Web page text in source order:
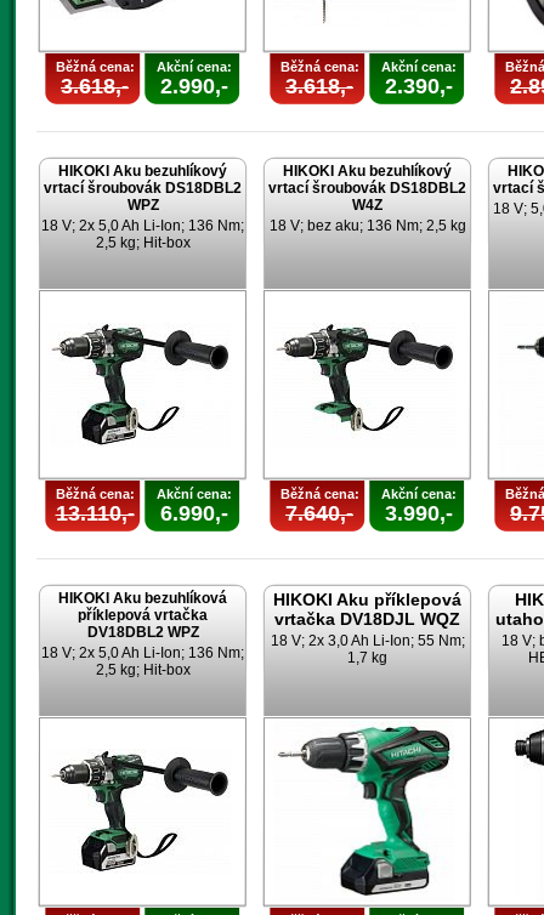
Běžná cena:
3.618,-
Akční cena:
2.990,-
Běžná cena:
3.618,-
Akční cena:
2.390,-
HIKOKI Aku bezuhlíkový
vrtací šroubovák DS18DBL2
WPZ
18 V; 2x 5,0 Ah Li-Ion; 136 Nm;
2,5 kg; Hit-box
Běžná cena:
13.110,-
Akční cena:
6.990,-
HIKOKI Aku bezuhlíkový
vrtací šroubovák DS18DBL2
W4Z
18 V; bez aku; 136 Nm; 2,5 kg
Běžná cena:
7.640,-
Akční cena:
3.990,-
vrtací
18 V;
HIKOKI Aku bezuhlíková
příklepová vrtačka
DV18DBL2 WPZ
18 V; 2x 5,0 Ah Li-Ion; 136 Nm;
2,5 kg; Hit-box
HIKOKI Aku příklepová
vrtačka DV18DJL WQZ
18 V; 2x 3,0 Ah Li-Ion; 55 Nm;
1,7 kg
18 V;